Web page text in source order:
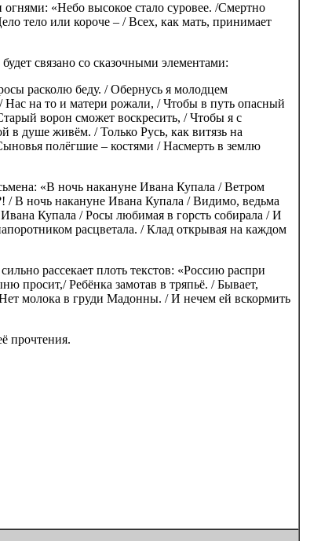
«Небо высокое стало суровее. /Смертно
тело или короче – / Всех, как мать, принимает
связано со сказочными элементами:
расколю беду. / Обернусь я молодцем
Нас на то и матери рожали, / Чтобы в путь опасный
ворон сможет воскресить, / Чтобы я с
душе живём. / Только Русь, как витязь на
полёгшие – костями / Насмерть в землю
«В ночь накануне Ивана Купала / Ветром
/ В ночь накануне Ивана Купала / Видимо, ведьма
Купала / Росы любимая в горсть собирала / И
расцветала. / Клад открывая на каждом
рассекает плоть текстов: «Россию распри
просит,/ Ребёнка замотав в тряпьё. / Бывает,
молока в груди Мадонны. / И нечем ей вскормить
прочтения.